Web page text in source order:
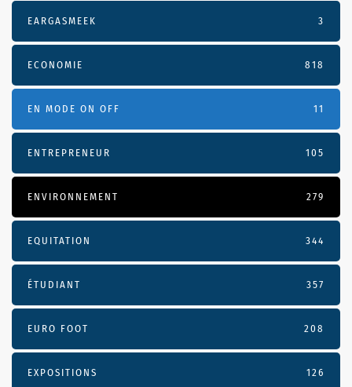
EARGASMEEK 3
ECONOMIE 818
EN MODE ON OFF 11
ENTREPRENEUR 105
ENVIRONNEMENT 279
EQUITATION 344
ÉTUDIANT 357
EURO FOOT 208
EXPOSITIONS 126